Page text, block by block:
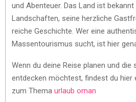
und Abenteuer. Das Land ist
Landschaften, seine herzliche
reiche Geschichte. Wer eine
Massentourismus sucht, ist hier
Wenn du deine Reise planen und die
entdecken möchtest, findest du hier
zum Thema urlaub oman